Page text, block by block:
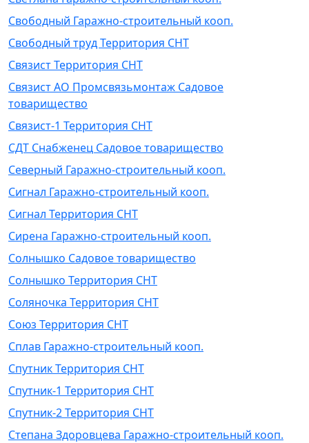
Свободный Гаражно-строительный кооп.
Свободный труд Территория СНТ
Связист Территория СНТ
Связист АО Промсвязьмонтаж Садовое
товарищество
Связист-1 Территория СНТ
СДТ Снабженец Садовое товарищество
Северный Гаражно-строительный кооп.
Сигнал Гаражно-строительный кооп.
Сигнал Территория СНТ
Сирена Гаражно-строительный кооп.
Солнышко Садовое товарищество
Солнышко Территория СНТ
Соляночка Территория СНТ
Союз Территория СНТ
Сплав Гаражно-строительный кооп.
Спутник Территория СНТ
Спутник-1 Территория СНТ
Спутник-2 Территория СНТ
Степана Здоровцева Гаражно-строительный кооп.